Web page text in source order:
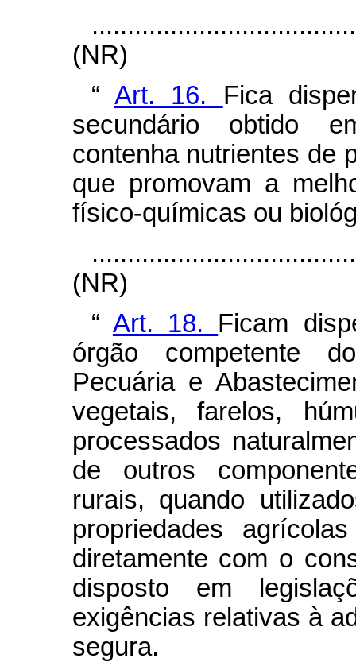
(NR)
“ Art. 16. Fica
secundário obtido
contenha nutrientes de
que promovam a
físico-químicas ou
(NR)
“ Art. 18. Ficam
órgão competente
Pecuária e
vegetais, farelos,
processados
de outros
rurais, quando
propriedades
diretamente com o
disposto em
exigências relativas à
segura.